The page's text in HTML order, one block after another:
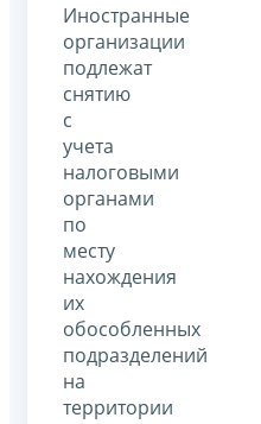
Иностранные
организации
подлежат
снятию
с
учета
налоговыми
органами
по
месту
нахождения
их
обособленных
подразделений
на
территории